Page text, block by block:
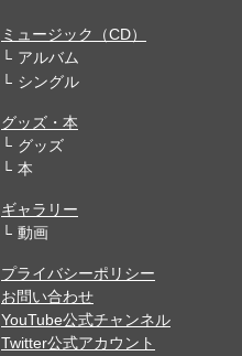
ミュージック（CD）
アルバム
シングル
グッズ・本
グッズ
本
ギャラリー
動画
プライバシーポリシー
お問い合わせ
YouTube公式チャンネル
Twitter公式アカウント